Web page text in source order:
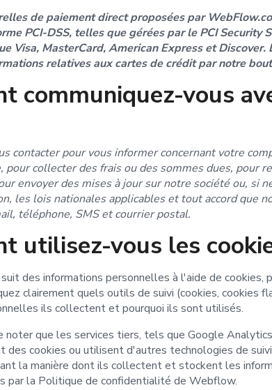
de paiement direct proposées par
PCI-DSS, telles que gérées par le PCI
Visa, MasterCard, American Express et
relatives aux cartes de crédit par notre
communiquez-vous
contacter pour vous informer concernant votre
pour collecter des frais ou des sommes dues, pour
envoyer des mises à jour sur notre société ou, si
les lois nationales applicables et tout accord que
téléphone, SMS et courrier postal.
utilisez-vous les
des informations personnelles à l'aide de cookies,
clairement quels outils de suivi (cookies, cookies
ils collectent et pourquoi ils sont utilisés.
noter que les services tiers, tels que Google
des cookies ou utilisent d'autres technologies de
la manière dont ils collectent et stockent les
par la Politique de confidentialité de Webflow.